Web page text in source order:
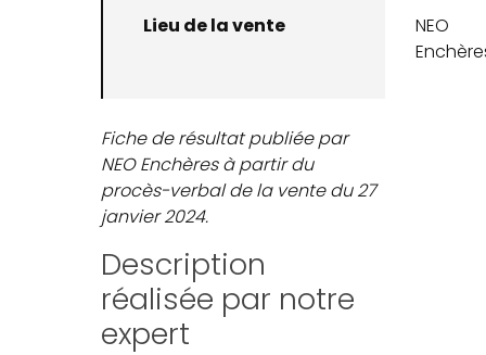
Lieu de la vente
NEO
Fiche de résultat publiée par
NEO Enchères à partir du
procès-verbal de la vente du 27
janvier 2024.
Description
réalisée par notre
expert